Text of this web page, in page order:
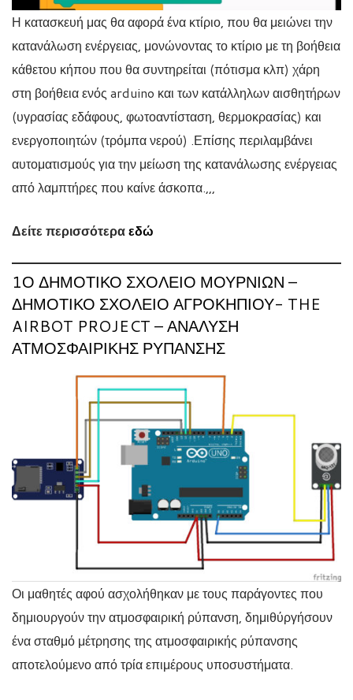
Η κατασκευή μας θα αφορά ένα κτίριο, που θα μειώνει την
κατανάλωση ενέργειας, μονώνοντας το κτίριο με τη βοήθεια
κάθετου κήπου που θα συντηρείται (πότισμα κλπ) χάρη
στη βοήθεια ενός arduino και των κατάλληλων αισθητήρων
(υγρασίας εδάφους, φωτοαντίσταση, θερμοκρασίας) και
ενεργοποιητών (τρόμπα νερού) .Επίσης περιλαμβάνει
αυτοματισμούς για την μείωση της κατανάλωσης ενέργειας
από λαμπτήρες που καίνε άσκοπα.,,,
Δείτε περισσότεραεδώ
1Ο ΔΗΜΟΤΙΚΌ ΣΧΟΛΕΊΟ ΜΟΥΡΝΙΏΝ –
ΔΗΜΟΤΙΚΌ ΣΧΟΛΕΊΟ ΑΓΡΟΚΗΠΊΟΥ- THE
AIRBOT PROJECT – ΑΝΆΛΥΣΗ
ΑΤΜΟΣΦΑΙΡΙΚΉΣ ΡΎΠΑΝΣΗΣ
Οι μαθητές αφού ασχολήθηκαν με τους παράγοντες που
δημιουργούν την ατμοσφαιρική ρύπανση, δημιθύργήσουν
ένα σταθμό μέτρησης της ατμοσφαιρικής ρύπανσης
αποτελούμενο από τρία επιμέρους υποσυστήματα.